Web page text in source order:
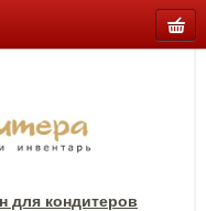
для кондитеров